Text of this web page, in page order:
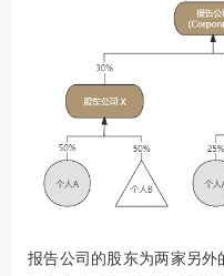
报告公司的股东为两家另